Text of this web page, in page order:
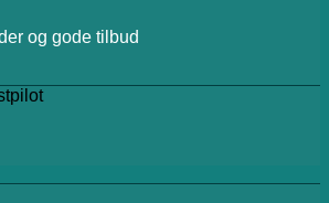
og gode tilbud